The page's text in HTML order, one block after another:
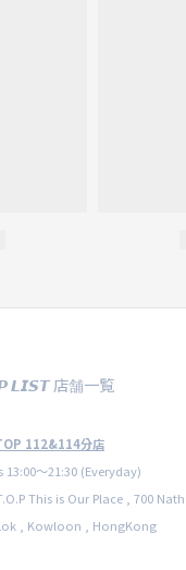
店舗一覧
112&114分店
13:00〜21:30 (Everyday)
This is Our Place , 700
, Kowloon , HongKong